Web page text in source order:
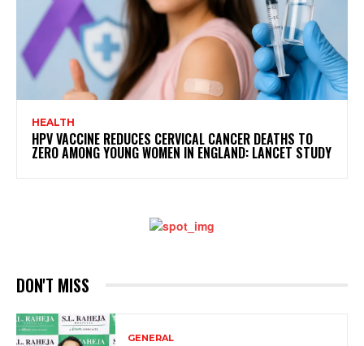
HEALTH
HPV VACCINE REDUCES CERVICAL CANCER DEATHS TO
ZERO AMONG YOUNG WOMEN IN ENGLAND: LANCET STUDY
DON'T MISS
GENERAL